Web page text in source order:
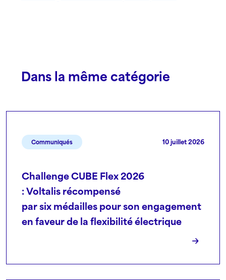
Dans la même catégorie
Communiqués 10 juillet 2026
Challenge CUBE Flex 2026
: Voltalis récompensé
par six médailles pour son engagement
en faveur de la flexibilité électrique